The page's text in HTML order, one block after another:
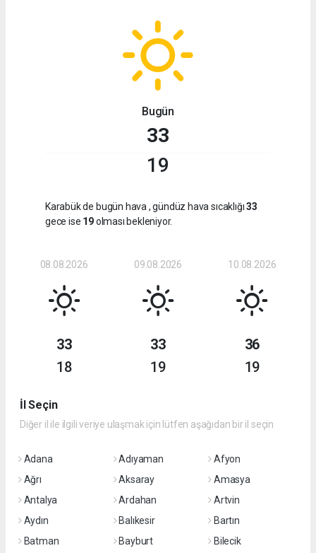
Bugün
33
19
Karabük de bugün hava , gündüz hava sıcaklığı33
gece ise 19olması bekleniyor.
08.08.2026
33
18
09.08.2026
33
19
10.08.2026
36
19
İl Seçin
Diğer il ile ilgili veriye ulaşmak için lütfen aşağıdan bir il seçin
Adana Adıyaman
Afyon
Ağrı
Aksaray
Amasya
Antalya
Ardahan
Artvin
Aydın
Balıkesir
Bartın
Batman
Bayburt
Bilecik